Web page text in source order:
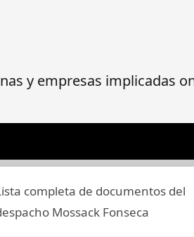
y empresas implicadas
completa de documentos del
Mossack Fonseca